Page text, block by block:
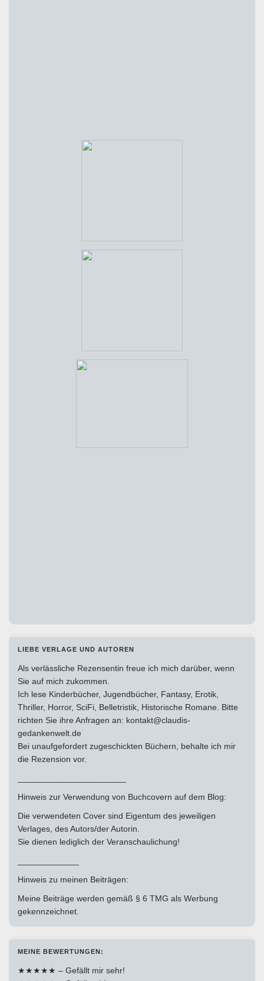
LIEBE VERLAGE UND AUTOREN
Als verlässliche Rezensentin freue ich mich darüber, wenn
Sie auf mich zukommen.
Ich lese Kinderbücher, Jugendbücher, Fantasy, Erotik,
Thriller, Horror, SciFi, Belletristik, Historische Romane. Bitte
richten Sie ihre Anfragen an: kontakt@claudis-
gedankenwelt.de
Bei unaufgefordert zugeschickten Büchern, behalte ich mir
die Rezension vor.
Hinweis zur Verwendung von Buchcovern auf dem Blog:
Die verwendeten Cover sind Eigentum des jeweiligen
Verlages, des Autors/der Autorin.
Sie dienen lediglich der Veranschaulichung!
Hinweis zu meinen Beiträgen:
Meine Beiträge werden gemäß § 6 TMG als Werbung
gekennzeichnet.
MEINE BEWERTUNGEN:
★★★★★ – Gefällt mir sehr!